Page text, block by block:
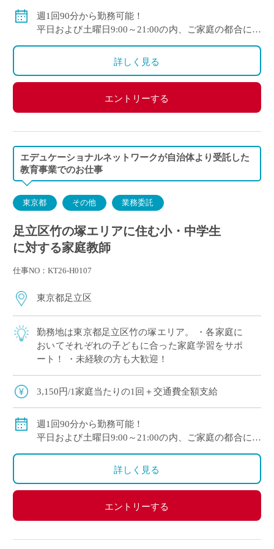
週1回90分から勤務可能！
平日および土曜日9:00～21:00の内、ご家庭の都合に合
ご自身のご都合の良い時間帯のご家庭をお願いしま
※5月～3月で実施します。
金曜日 14:00～15:30 F家庭／18:00～19:30 G家庭
詳しく見る
エントリーする
エデュケーショナルネットワークが自治体より受託した
教育事業でのお仕事
東京都 その他 業務委託
足立区竹の塚エリアに住む小・中学生
に対する家庭教師
仕事NO：KT26-H0107
東京都足立区
勤務地は東京都足立区竹の塚エリア。 ・各家庭に
おいてそれぞれの子どもに合った家庭学習をサポ
ート！ ・未経験の方も大歓迎！
3,150円/1家庭当たりの1回＋交通費全額支給
週1回90分から勤務可能！
平日および土曜日9:00～21:00の内、ご家庭の都合に合
ご自身のご都合の良い時間帯のご家庭をお願いしま
※5月～3月で実施します。
詳しく見る
エントリーする